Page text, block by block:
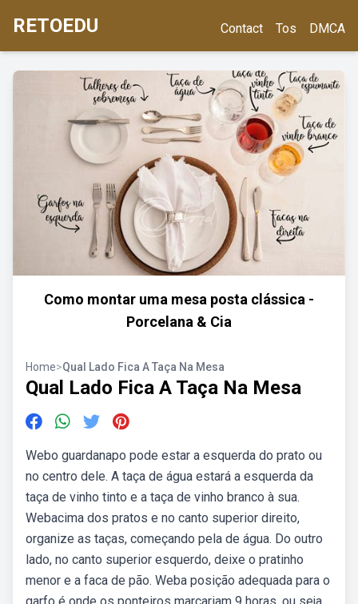
RETOEDU Contact Tos DMCA
Como montar uma mesa posta clássica -
Porcelana & Cia
Home>Qual Lado Fica A Taça Na Mesa
Qual Lado Fica A Taça Na Mesa
Webo guardanapo pode estar a esquerda do prato ou
no centro dele. A taça de água estará a esquerda da
taça de vinho tinto e a taça de vinho branco à sua.
Webacima dos pratos e no canto superior direito,
organize as taças, começando pela de água. Do outro
lado, no canto superior esquerdo, deixe o pratinho
menor e a faca de pão. Weba posição adequada para o